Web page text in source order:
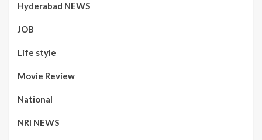
Hyderabad NEWS
JOB
Life style
Movie Review
National
NRI NEWS